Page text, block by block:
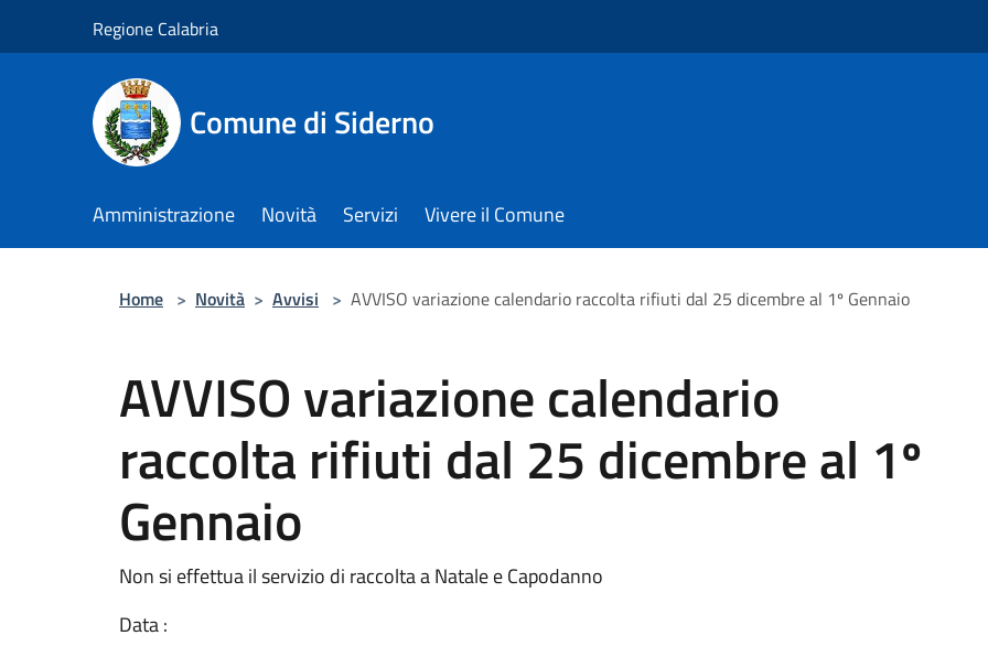
Regione Calabria
Comune di Siderno
Amministrazione Novità Servizi Vivere il Comune
Home > Novità > Avvisi > AVVISO variazione calendario raccolta rifiuti dal 25 dicembre al 1º Gennaio
AVVISO variazione calendario
raccolta rifiuti dal 25 dicembre al 1º
Gennaio
Non si effettua il servizio di raccolta a Natale e Capodanno
Data :